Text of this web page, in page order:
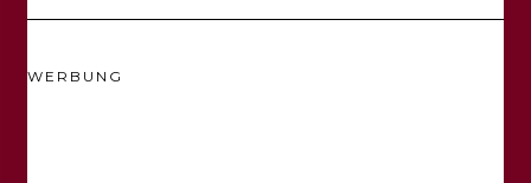
WERBUNG